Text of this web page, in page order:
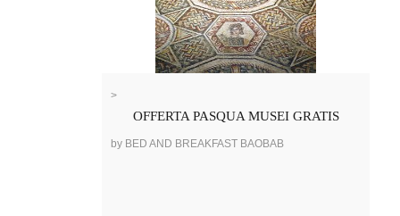
>
OFFERTA PASQUA MUSEI GRATIS
by BED AND BREAKFAST BAOBAB